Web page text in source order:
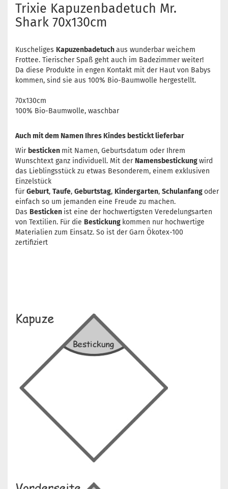
Trixie Kapuzenbadetuch Mr.
Shark 70x130cm
Kuscheliges Kapuzenbadetuchaus wunderbar weichem
Frottee. Tierischer Spaß geht auch im Badezimmer weiter!
Da diese Produkte in engen Kontakt mit der Haut von Babys
kommen, sind sie aus 100% Bio-Baumwolle hergestellt.
70x130cm
100% Bio-Baumwolle, waschbar
Auch mit dem Namen Ihres Kindes bestickt lieferbar
Wir besticken mit Namen, Geburtsdatum oder Ihrem
Wunschtext ganz individuell. Mit der Namensbestickungwird
das Lieblingsstück zu etwas Besonderem, einem exklusiven
Einzelstück
fürGeburt, Taufe, Geburtstag, Kindergarten, Schulanfangoder
einfach so um jemanden eine Freude zu machen.
Das Besticken ist eine der hochwertigsten Veredelungsarten
von Textilien. Für die Bestickung kommen nur hochwertige
Materialien zum Einsatz. So ist der Garn Ökotex-100
zertifiziert